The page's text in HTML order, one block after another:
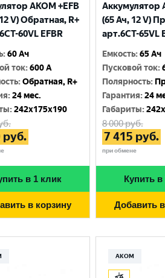
AKOM +EFB
V) Обратная, R+
60VL EFBR
:60 Ач
ток:600 A
:Обратная, R+
:24 мес.
:242x175x190
руб.
в 1 клик
в корзину
Аккумулятор
(65 Ач, 12 V)
арт.6СТ-65VL
Емкость:65 Ач
Пусковой ток:
Полярность:
Гарантия:24
Габариты:
8 000руб.
7 415 руб.
при обмене
Купить в
Добавить
АКОМ